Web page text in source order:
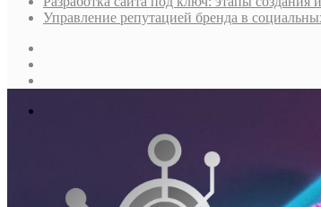
Управление репутацией бренда в